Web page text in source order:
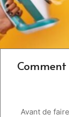
Comment
Avant de